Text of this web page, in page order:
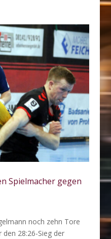
Spielmacher gegen
noch zehn Tore
28:26-Sieg der